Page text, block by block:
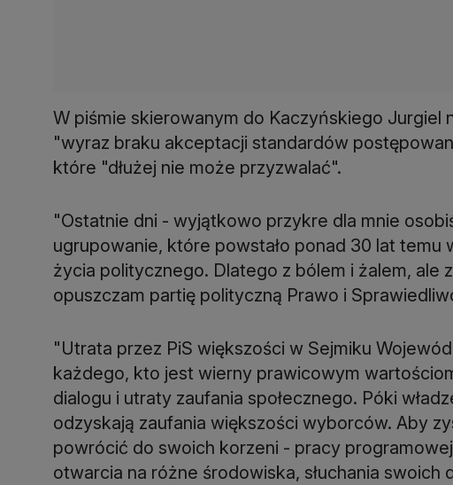
W piśmie skierowanym do Kaczyńskiego Jurgiel
"wyraz braku akceptacji standardów
które "dłużej nie może przyzwalać".
"Ostatnie dni - wyjątkowo przykre dla mnie
ugrupowanie, które powstało ponad 30 lat
życia politycznego. Dlatego z bólem i żalem, ale
opuszczam partię polityczną Prawo i
"Utrata przez PiS większości w Sejmiku
każdego, kto jest wierny prawicowym
dialogu i utraty zaufania społecznego. Póki
odzyskają zaufania większości wyborców. Aby
powrócić do swoich korzeni - pracy
otwarcia na różne środowiska, słuchania swoich